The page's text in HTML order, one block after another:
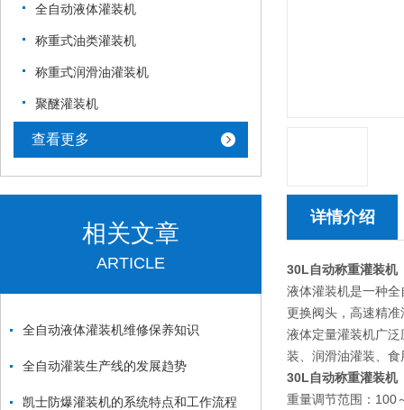
全自动液体灌装机
称重式油类灌装机
称重式润滑油灌装机
聚醚灌装机
查看更多
相关文章
ARTICLE
全自动液体灌装机维修保养知识
全自动灌装生产线的发展趋势
凯士防爆灌装机的系统特点和工作流程
详情介绍
30L自动称重灌装机
液体灌装机是一种
更换阀头，高速精准
液体定量灌装机广
装、润滑油灌装、
30L自动称重灌装机
重量调节范围：100